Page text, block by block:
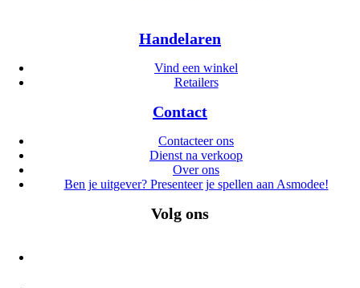
Handelaren
Vind een winkel
Retailers
Contact
Contacteer ons
Dienst na verkoop
Over ons
Ben je uitgever? Presenteer je spellen aan Asmodee!
Volg ons